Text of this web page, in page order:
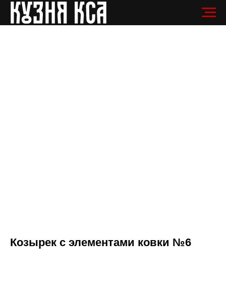
Козырек с элементами ковки №6